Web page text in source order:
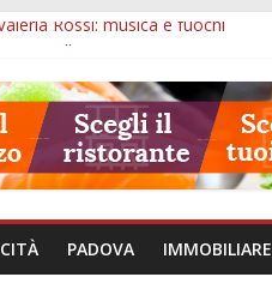
Rossi: musica e fuochi
date e biglietti
i visori VR
sedi visitare
PADOVA IMMOBILIARE